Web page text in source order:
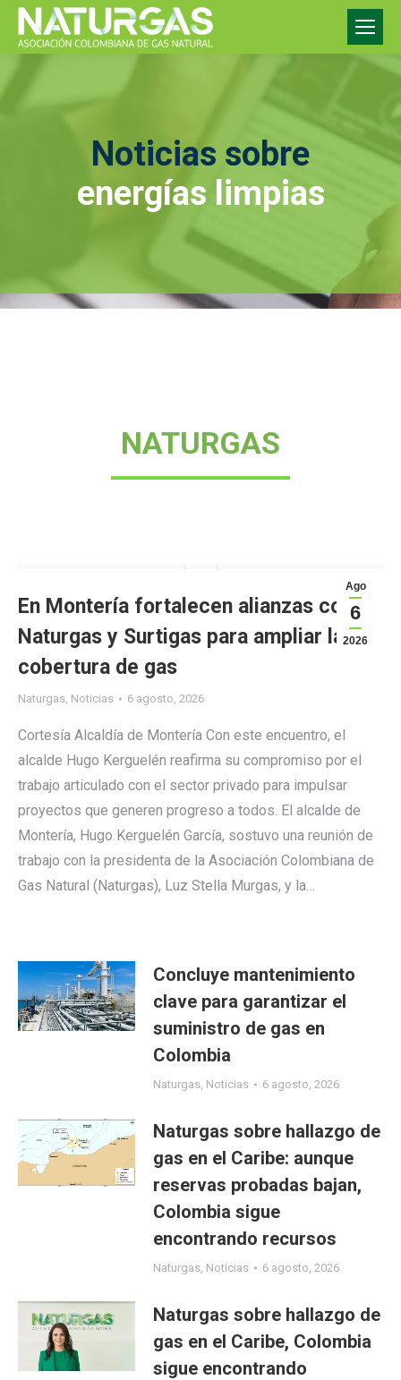
Noticias sobre
energías limpias
NATURGAS
Ago
6
2026
En Montería fortalecen alianzas con
Naturgas y Surtigas para ampliar la
cobertura de gas
Naturgas, Noticias 6 agosto, 2026
Cortesía Alcaldía de Montería Con este encuentro, el
alcalde Hugo Kerguelén reafirma su compromiso por el
trabajo articulado con el sector privado para impulsar
proyectos que generen progreso a todos. El alcalde de
Montería, Hugo Kerguelén García, sostuvo una reunión de
trabajo con la presidenta de la Asociación Colombiana de
Gas Natural (Naturgas), Luz Stella Murgas, y la…
Concluye mantenimiento
clave para garantizar el
suministro de gas en
Colombia
Naturgas, Noticias 6 agosto, 2026
Naturgas sobre hallazgo de
gas en el Caribe: aunque
reservas probadas bajan,
Colombia sigue
encontrando recursos
Naturgas, Noticias 6 agosto, 2026
Naturgas sobre hallazgo de
gas en el Caribe, Colombia
sigue encontrando